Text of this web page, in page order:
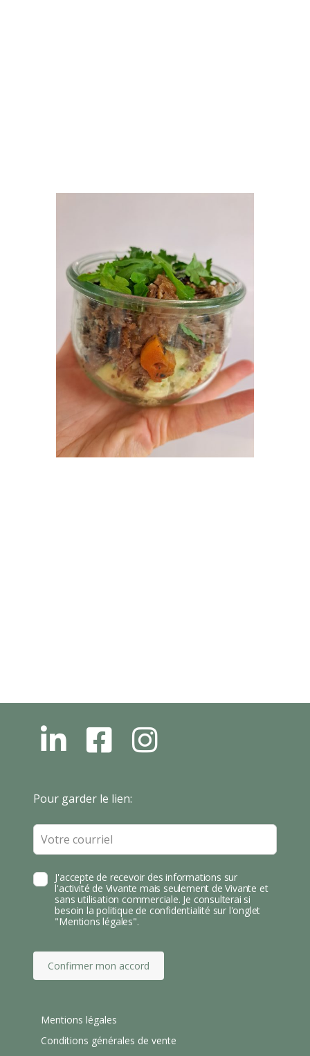
Leave
field
blank
Pour garder le lien:
J'accepte de recevoir des informations sur
l'activité de Vivante mais seulement de Vivante et
sans utilisation commerciale. Je consulterai si
besoin la politique de confidentialité sur l'onglet
"Mentions légales".
Confirmer mon accord
Mentions légales
Conditions générales de vente